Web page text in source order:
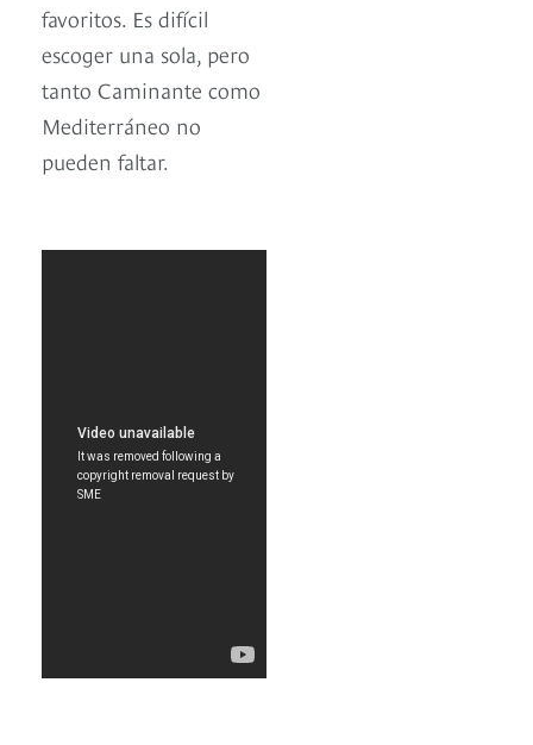
favoritos. Es difícil
escoger una sola, pero
tanto Caminante como
Mediterráneo no
pueden faltar.